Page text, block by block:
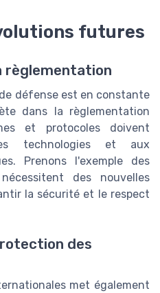
futures
règlementation
défense est en constante
dans la règlementation
et protocoles doivent
technologies et aux
Prenons l'exemple des
des nouvelles
la sécurité et le respect
des
met également